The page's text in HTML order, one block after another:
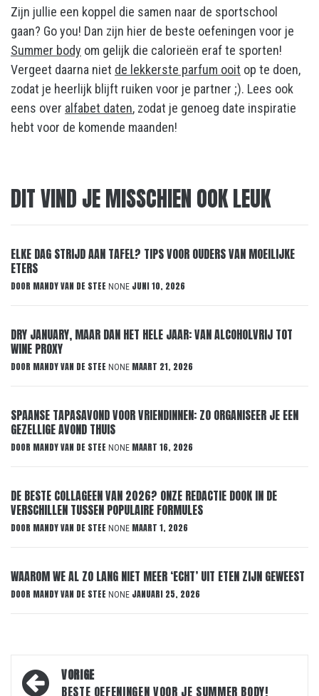
Zijn jullie een koppel die samen naar de sportschool
gaan? Go you! Dan zijn hier de beste oefeningen voor je
Summer body om gelijk die calorieën eraf te sporten!
Vergeet daarna niet de lekkerste parfum ooit op te doen,
zodat je heerlijk blijft ruiken voor je partner ;). Lees ook
eens over alfabet daten, zodat je genoeg date inspiratie
hebt voor de komende maanden!
DIT VIND JE MISSCHIEN OOK LEUK
ELKE DAG STRIJD AAN TAFEL? TIPS VOOR OUDERS VAN MOEILIJKE
ETERS
DOOR MANDY VAN DE STEE NONE JUNI 10, 2026
DRY JANUARY, MAAR DAN HET HELE JAAR: VAN ALCOHOLVRIJ TOT
WINE PROXY
DOOR MANDY VAN DE STEE NONE MAART 21, 2026
SPAANSE TAPASAVOND VOOR VRIENDINNEN: ZO ORGANISEER JE EEN
GEZELLIGE AVOND THUIS
DOOR MANDY VAN DE STEE NONE MAART 16, 2026
DE BESTE COLLAGEEN VAN 2026? ONZE REDACTIE DOOK IN DE
VERSCHILLEN TUSSEN POPULAIRE FORMULES
DOOR MANDY VAN DE STEE NONE MAART 1, 2026
WAAROM WE AL ZO LANG NIET MEER ‘ECHT’ UIT ETEN ZIJN GEWEEST
DOOR MANDY VAN DE STEE NONE JANUARI 25, 2026
Bericht
VORIGE
BESTE OEFENINGEN VOOR JE SUMMER BODY!